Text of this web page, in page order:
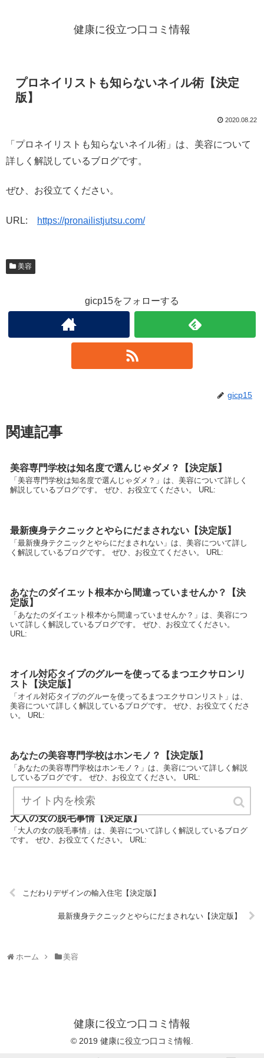
健康に役立つ口コミ情報
プロネイリストも知らないネイル術【決定
版】
2020.08.22
「プロネイリストも知らないネイル術」は、美容について
詳しく解説しているブログです。
ぜひ、お役立てください。
URL: https://pronailistjutsu.com/
美容
gicp15をフォローする
gicp15
関連記事
美容専門学校は知名度で選んじゃダメ？【決定版】
「美容専門学校は知名度で選んじゃダメ？」は、美容について詳しく
解説しているブログです。 ぜひ、お役立てください。 URL:
最新痩身テクニックとやらにだまされない【決定版】
「最新痩身テクニックとやらにだまされない」は、美容について詳し
く解説しているブログです。 ぜひ、お役立てください。 URL:
あなたのダイエット根本から間違っていませんか？【決
定版】
「あなたのダイエット根本から間違っていませんか？」は、美容につ
いて詳しく解説しているブログです。 ぜひ、お役立てください。
URL:
オイル対応タイプのグルーを使ってるまつエクサロンリ
スト【決定版】
「オイル対応タイプのグルーを使ってるまつエクサロンリスト」は、
美容について詳しく解説しているブログです。 ぜひ、お役立てくださ
い。 URL:
あなたの美容専門学校はホンモノ？【決定版】
「あなたの美容専門学校はホンモノ？」は、美容について詳しく解説
しているブログです。 ぜひ、お役立てください。 URL:
大人の女の脱毛事情【決定版】
「大人の女の脱毛事情」は、美容について詳しく解説しているブログ
です。 ぜひ、お役立てください。 URL:
こだわりデザインの輸入住宅【決定版】
最新痩身テクニックとやらにだまされない【決定版】
ホーム 美容
健康に役立つ口コミ情報
© 2019 健康に役立つ口コミ情報.